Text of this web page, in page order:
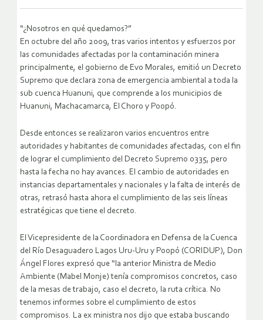
“¿Nosotros en qué quedamos?”
En octubre del año 2009, tras varios intentos y esfuerzos por
las comunidades afectadas por la contaminación minera
principalmente, el gobierno de Evo Morales, emitió un Decreto
Supremo que declara zona de emergencia ambiental a toda la
sub cuenca Huanuni, que comprende a los municipios de
Huanuni, Machacamarca, El Choro y Poopó.
Desde entonces se realizaron varios encuentros entre
autoridades y habitantes de comunidades afectadas, con el fin
de lograr el cumplimiento del Decreto Supremo 0335, pero
hasta la fecha no hay avances. El cambio de autoridades en
instancias departamentales y nacionales y la falta de interés de
otras, retrasó hasta ahora el cumplimiento de las seis líneas
estratégicas que tiene el decreto.
El Vicepresidente de la Coordinadora en Defensa de la Cuenca
del Río Desaguadero Lagos Uru-Uru y Poopó (CORIDUP), Don
Ángel Flores expresó que “la anterior Ministra de Medio
Ambiente (Mabel Monje) tenía compromisos concretos, caso
de la mesas de trabajo, caso el decreto, la ruta crítica. No
tenemos informes sobre el cumplimiento de estos
compromisos. La ex ministra nos dijo que estaba buscando